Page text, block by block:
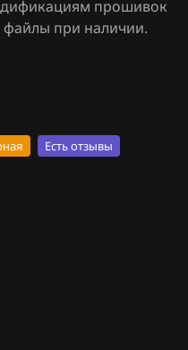
прошивок
файлы при наличии.
Есть отзывы